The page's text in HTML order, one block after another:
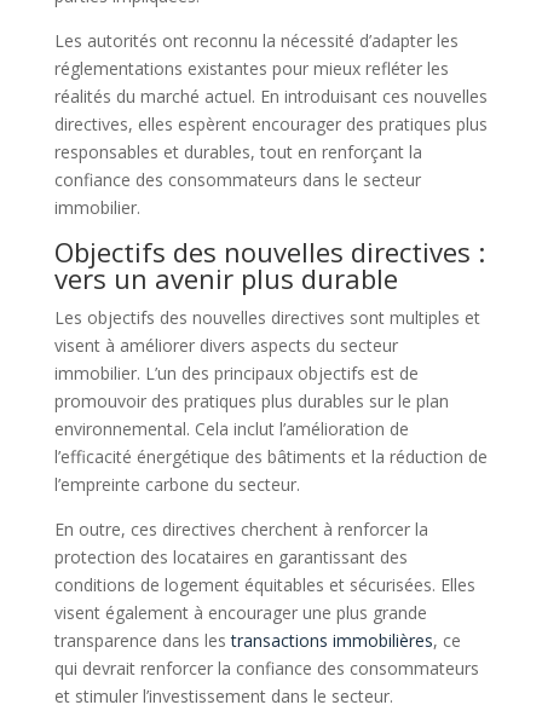
Les autorités ont reconnu la nécessité d’adapter les
réglementations existantes pour mieux refléter les
réalités du marché actuel. En introduisant ces nouvelles
directives, elles espèrent encourager des pratiques plus
responsables et durables, tout en renforçant la
confiance des consommateurs dans le secteur
immobilier.
Objectifs des nouvelles directives :
vers un avenir plus durable
Les objectifs des nouvelles directives sont multiples et
visent à améliorer divers aspects du secteur
immobilier. L’un des principaux objectifs est de
promouvoir des pratiques plus durables sur le plan
environnemental. Cela inclut l’amélioration de
l’efficacité énergétique des bâtiments et la réduction de
l’empreinte carbone du secteur.
En outre, ces directives cherchent à renforcer la
protection des locataires en garantissant des
conditions de logement équitables et sécurisées. Elles
visent également à encourager une plus grande
transparence dans lestransactions immobilières, ce
qui devrait renforcer la confiance des consommateurs
et stimuler l’investissement dans le secteur.